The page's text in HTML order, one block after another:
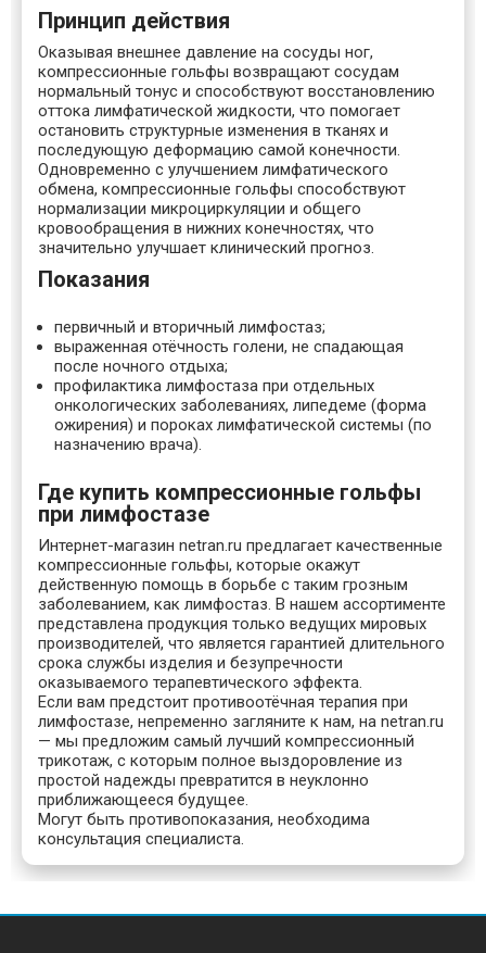
Принцип действия
Оказывая внешнее давление на сосуды ног,
компрессионные гольфы возвращают сосудам
нормальный тонус и способствуют восстановлению
оттока лимфатической жидкости, что помогает
остановить структурные изменения в тканях и
последующую деформацию самой конечности.
Одновременно с улучшением лимфатического
обмена, компрессионные гольфы способствуют
нормализации микроциркуляции и общего
кровообращения в нижних конечностях, что
значительно улучшает клинический прогноз.
Показания
первичный и вторичный лимфостаз;
выраженная отёчность голени, не спадающая
после ночного отдыха;
профилактика лимфостаза при отдельных
онкологических заболеваниях, липедеме (форма
ожирения) и пороках лимфатической системы (по
назначению врача).
Где купить компрессионные гольфы
при лимфостазе
Интернет-магазин netran.ru предлагает качественные
компрессионные гольфы, которые окажут
действенную помощь в борьбе с таким грозным
заболеванием, как лимфостаз. В нашем ассортименте
представлена продукция только ведущих мировых
производителей, что является гарантией длительного
срока службы изделия и безупречности
оказываемого терапевтического эффекта.
Если вам предстоит противоотёчная терапия при
лимфостазе, непременно загляните к нам, на netran.ru
— мы предложим самый лучший компрессионный
трикотаж, с которым полное выздоровление из
простой надежды превратится в неуклонно
приближающееся будущее.
Могут быть противопоказания, необходима
консультация специалиста.